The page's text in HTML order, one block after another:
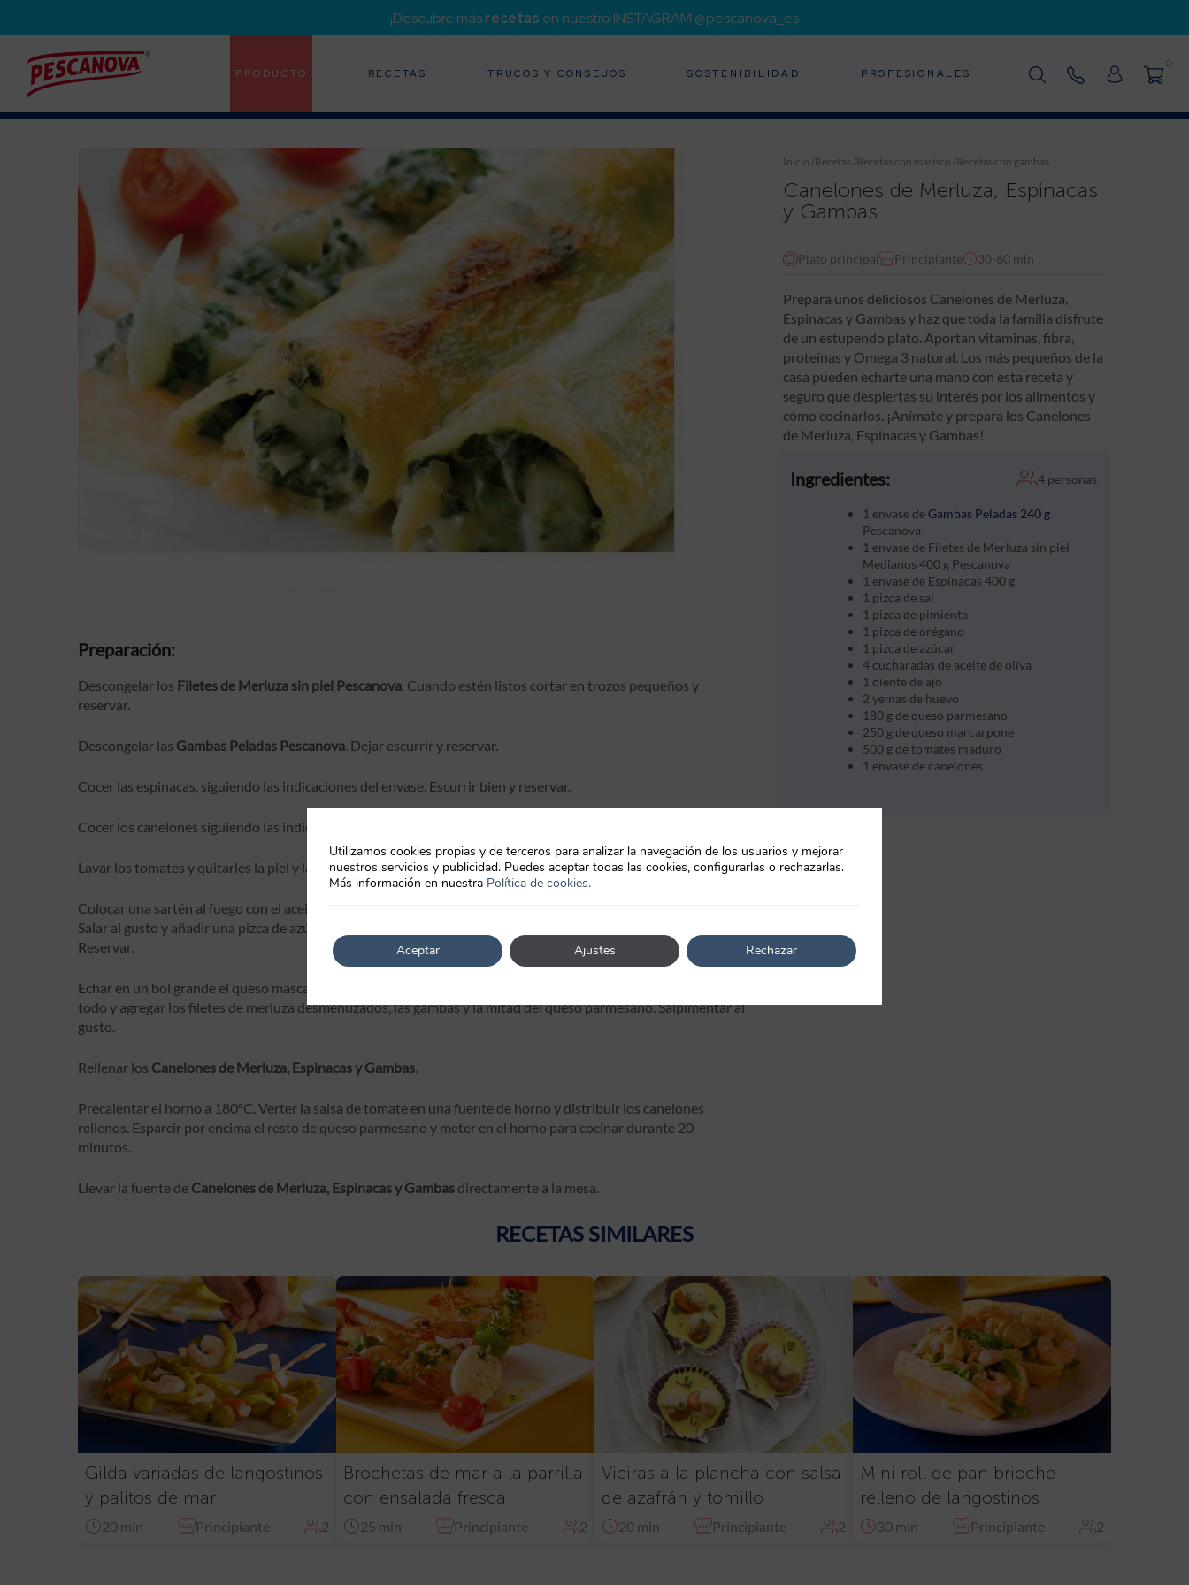
¡Descubre másrecetas en nuestro INSTAGRAM @pescanova_es
PRODUCTO RECETAS TRUCOS Y CONSEJOS SOSTENIBILIDAD PROFESIONALES
0
Inicio/Recetas/Recetas con marisco/Recetas con gambas
Canelones de Merluza, Espinacas
y Gambas
Plato principal Principiante 30-60 min
Prepara unos deliciosos Canelones de Merluza,
Espinacas y Gambas y haz que toda la familia disfrute
de un estupendo plato. Aportan vitaminas, fibra,
proteínas y Omega 3 natural. Los más pequeños de la
casa pueden echarte una mano con esta receta y
seguro que despiertas su interés por los alimentos y
cómo cocinarlos. ¡Anímate y prepara los Canelones
de Merluza, Espinacas y Gambas!
Ingredientes: 4 personas
1 envase de Gambas Peladas 240 g
Pescanova
1 envase de Filetes de Merluza sin piel
Medianos 400 g Pescanova
1 envase de Espinacas 400 g
1 pizca de sal
1 pizca de pimienta
1 pizca de orégano
1 pizca de azúcar
4 cucharadas de aceite de oliva
1 diente de ajo
2 yemas de huevo
180 g de queso parmesano
250 g de queso marcarpone
500 g de tomates maduro
1 envase de canelones
Preparación:
Descongelar los Filetes de Merluza sin piel Pescanova . Cuando estén listos cortar en trozos pequeños y
reservar.
Descongelar las Gambas Peladas Pescanova . Dejar escurrir y reservar.
Cocer las espinacas, siguiendo las indicaciones del envase. Escurrir bien y reservar.
Cocer los canelones siguiendo las indicaciones del envase. Dejar enfriar y reservar.
Lavar los tomates y quitarles la piel y las semillas y cortar en cuartos. Pelar el ajo y picar fino.
Colocar una sartén al fuego con el aceite de oliva, añadir el ajo picado y el tomate. Sofreír durante unos minutos.
Salar al gusto y añadir una pizca de azúcar y orégano. Dejar cocinar a fuego suave hasta que la salsa se espese.
Reservar.
Echar en un bol grande el queso mascarpone, remover bien y añadir las espinacas y las yemas de huevo. Mezclar
todo y agregar los filetes de merluza desmenuzados, las gambas y la mitad del queso parmesano. Salpimentar al
gusto.
Rellenar los Canelones de Merluza, Espinacas y Gambas
Precalentar el horno a 180ºC. Verter la salsa de tomate en una fuente de horno y distribuir los canelones
rellenos. Esparcir por encima el resto de queso parmesano y meter en el horno para cocinar durante 20
minutos.
Llevar la fuente de Canelones de Merluza, Espinacas y Gambas directamente a la mesa.
RECETAS SIMILARES
Gilda variadas de langostinos
y palitos de mar
20 min Principiante 2
Brochetas de mar a la parrilla
con ensalada fresca
25 min Principiante 2
Vieiras a la plancha con salsa
de azafrán y tomillo
20 min Principiante 2
Mini roll de pan brioche
relleno de langostinos
30 min Principiante 2
Utilizamos cookies propias y de terceros para analizar la navegación de los usuarios y mejorar
nuestros servicios y publicidad. Puedes aceptar todas las cookies, configurarlas o rechazarlas.
Más información en nuestra Política de cookies.
Aceptar Rechazar
Ajustes